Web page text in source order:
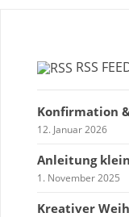
RSS
Konfirmation
12. Januar 2026
Anleitung
1. November 2025
Kreativer